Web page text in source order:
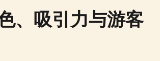
、吸引力与游客